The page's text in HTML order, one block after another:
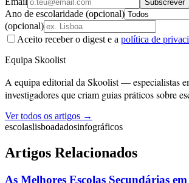
Subscrever
Ano de escolaridade (opcional)
(opcional)
Aceito receber o digest e a política de
Equipa Skoolist
A equipa editorial da Skoolist — especialistas
investigadores que criam guias práticos sobre
Ver todos os artigos →
escolaslisboadadosinfográficos
Artigos Relacionados
As Melhores Escolas Secundárias